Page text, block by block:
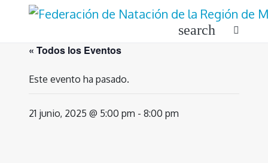
search
« Todos los Eventos
Este evento ha pasado.
21 junio, 2025 @ 5:00 pm - 8:00 pm